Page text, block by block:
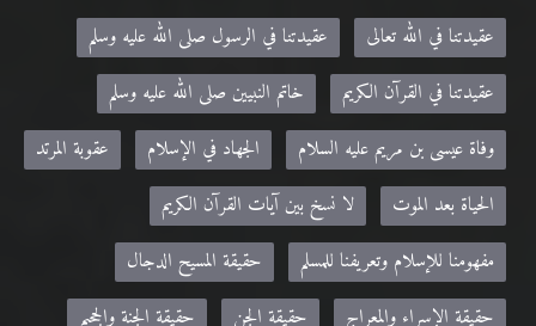
عقيدتنا في الله تعالى
عقيدتنا في الرسول صلى الله عليه وسلم
عقيدتنا في القرآن الكريم
خاتم النبيين صلى الله عليه وسلم
وفاة عيسى بن مريم عليه السلام
الجهاد في الإسلام
عقوبة المرتد
الحياة بعد الموت
لا نسخ بين آيات القرآن الكريم
مفهومنا للإسلام وتعريفنا للمسلم
حقيقة المسيح الدجال
حقيقة الإسراء والمعراج
حقيقة الجن حقيقة الجنة والجحيم